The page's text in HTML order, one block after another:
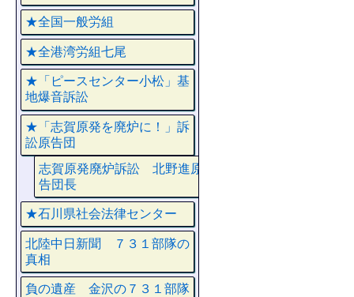
★全国一般労組
★全港湾労組七尾
★「ピースセンター小松」基
地爆音訴訟
★「志賀原発を廃炉に！」訴
訟原告団
志賀原発廃炉訴訟 北野進原
告団長
★石川県社会法律センター
北陸中日新聞 ７３１部隊の
真相
負の遺産 金沢の７３１部隊